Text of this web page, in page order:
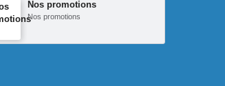
Nos promotions
Nos promotions